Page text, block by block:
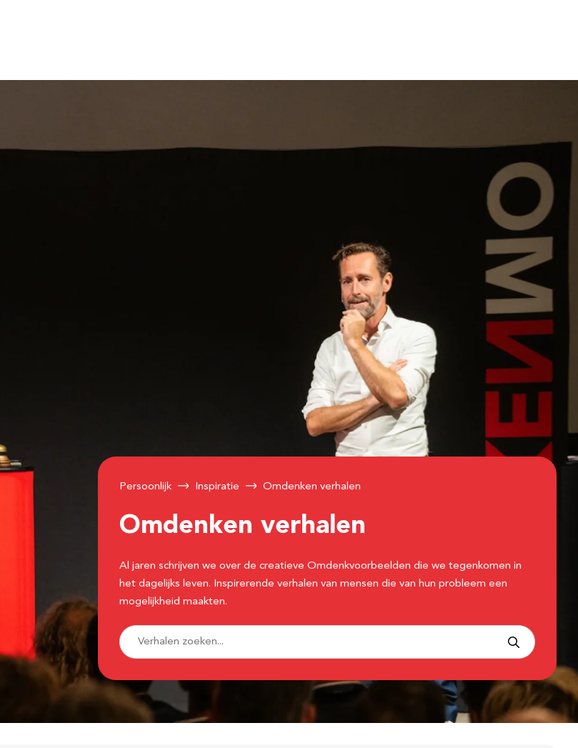
Persoonlijk Inspiratie Omdenken verhalen
Omdenken verhalen
Al jaren schrijven we over de creatieve Omdenkvoorbeelden die we tegenkomen in
het dagelijks leven. Inspirerende verhalen van mensen die van hun probleem een
mogelijkheid maakten.